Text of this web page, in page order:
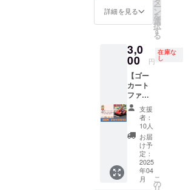
中止と
する場
合があ
す。 ・
マル
シェイ
ベント
中止の
場合で
も、本
リター
ンは履
行いた
しま
す。 閉
じる
となり
ます。
いて
も、開
催当日
の天候
や、注
意報・
警報級
の気象
予報が
出され
た場
合、主
催者の
判断で
判断で
る場合
があり
・イベ
ント中
止の場
合で
も、本
リター
ンは履
行いた
しま
す。 ・
このリ
ターン
予報が
催者の
判断で
イベン
トを中
止とす
る場合
があり
ます。
・イベ
ント中
止の場
合で
も、本
リター
ンは履
～7月分
チラシ
※備考欄
を希望
される
お名前
をご記
入くだ
さい。
【注意
事項】
・掲載
内容や
写真な
どの詳
細は5月
以降順
次メー
掲載し
ます ・
掲載期
間で
す。掲
載開始
は2025
年の5~6
月頃で
す ・A4
サイズ
のポス
ター
に、お
名前(個
人・会
社・団
体名)を
詳細を見る ー
ン
を
選
択
す
る
3,0
00 円
在庫な
し
【ゴー
カート
ファス
トパ
ス】 数
量限定
ゴー
カート
のファ
ストパ
スで
す。 ・
支援
者：
10人
お届
け予
定：
2025
年04
月
こ
の